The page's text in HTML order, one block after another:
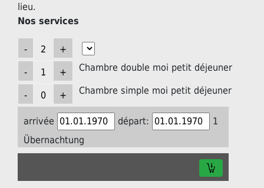
lieu.
Nos services
Chambre double moi petit déjeuner
Chambre simple moi petit déjeuner
arrivée départ:
1
Übernachtung